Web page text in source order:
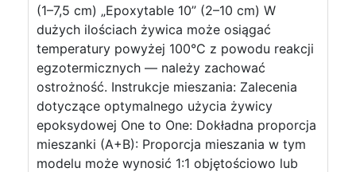
(1–7,5 cm) „Epoxytable 10” (2–10 cm) W
dużych ilościach żywica może osiągać
temperatury powyżej 100°C z powodu reakcji
egzotermicznych — należy zachować
ostrożność. Instrukcje mieszania: Zalecenia
dotyczące optymalnego użycia żywicy
epoksydowej One to One: Dokładna proporcja
mieszanki (A+B): Proporcja mieszania w tym
modelu może wynosić 1:1 objętościowo lub